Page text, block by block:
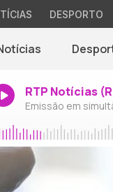
DESPORTO
RTP Notícias
Emissão em